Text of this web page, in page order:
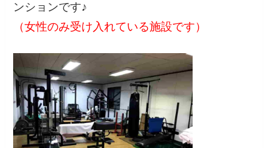
ンションです♪
（女性のみ受け入れている施設です）